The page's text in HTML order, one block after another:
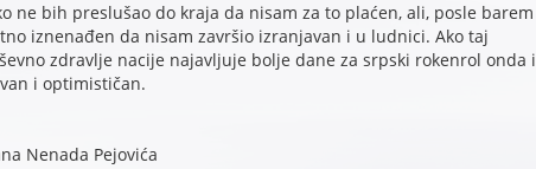
ne bih preslušao do kraja da nisam za to plaćen, ali, posle barem
iznenađen da nisam završio izranjavan i u ludnici. Ako taj
zdravlje nacije najavljuje bolje dane za srpski rokenrol onda i
i optimističan.
Nenada Pejovića